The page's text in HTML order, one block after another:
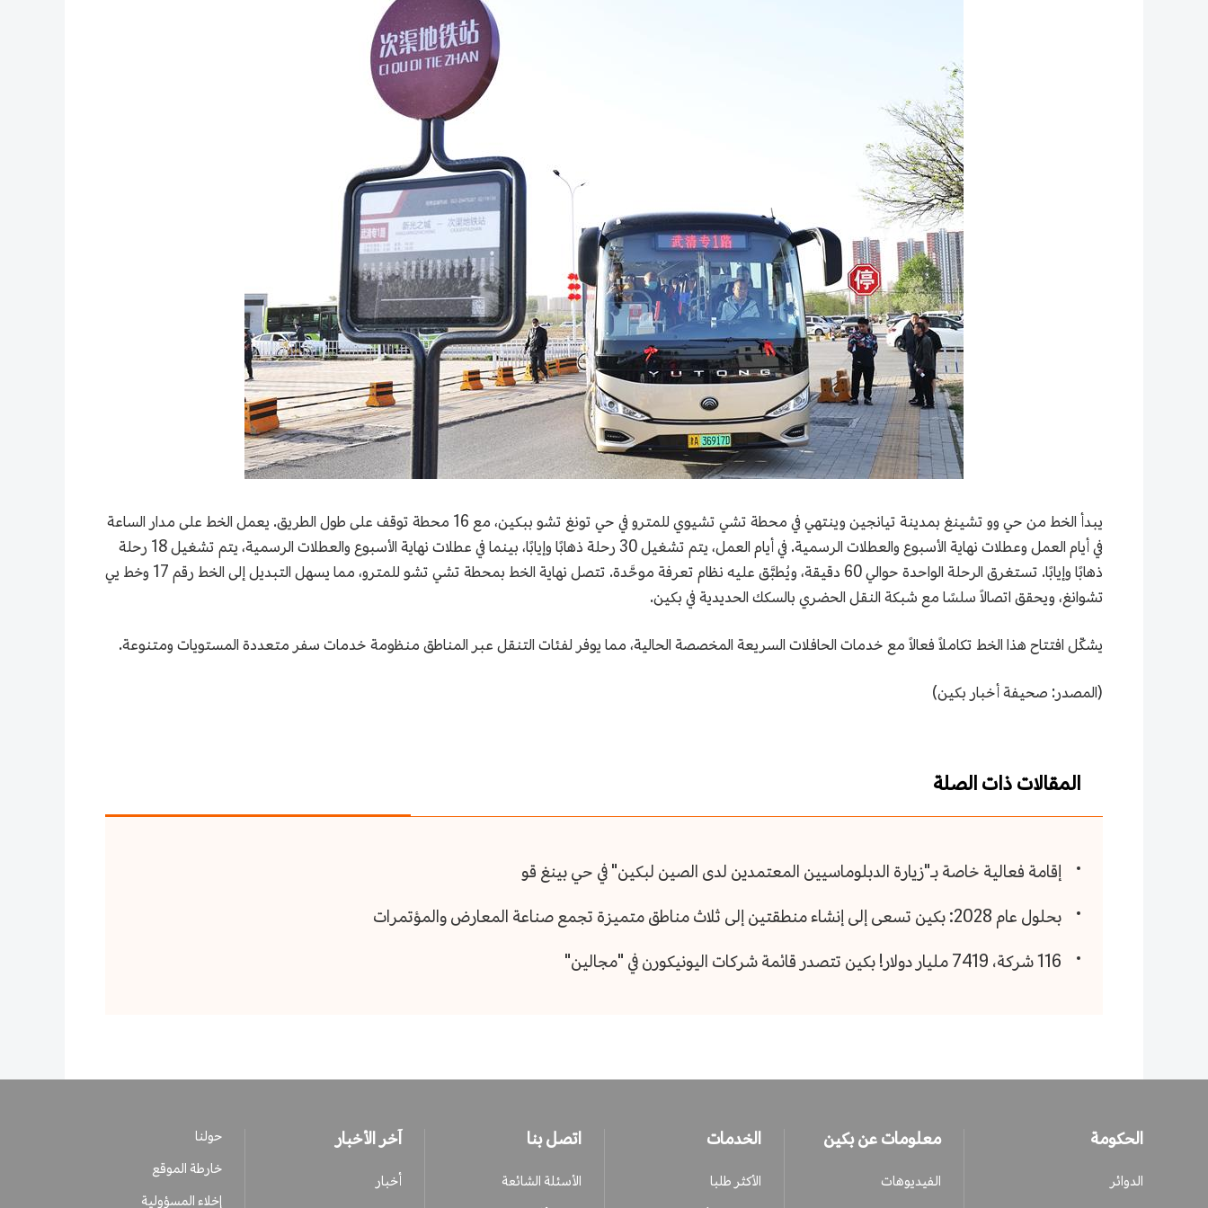
يبدأ الخط من حي وو تشينغ بمدينة تيانجين وينتهي في محطة تشي تشيوي للمترو في حي تونغ تشو ببكين، مع 16 محطة توقف على طول الطريق. يعمل الخط على مدار الساعة
في أيام العمل وعطلات نهاية الأسبوع والعطلات الرسمية. في أيام العمل، يتم تشغيل 30 رحلة ذهابًا وإيابًا، بينما في عطلات نهاية الأسبوع والعطلات الرسمية، يتم تشغيل 18 رحلة
ذهابًا وإيابًا. تستغرق الرحلة الواحدة حوالي 60 دقيقة، ويُطبَّق عليه نظام تعرفة موحَّدة. تتصل نهاية الخط بمحطة تشي تشو للمترو، مما يسهل التبديل إلى الخط رقم 17 وخط يي
تشوانغ، ويحقق اتصالاً سلسًا مع شبكة النقل الحضري بالسكك الحديدية في بكين.
يشكّل افتتاح هذا الخط تكاملاً فعالاً مع خدمات الحافلات السريعة المخصصة الحالية، مما يوفر لفئات التنقل عبر المناطق منظومة خدمات سفر متعددة المستويات ومتنوعة.
(المصدر: صحيفة أخبار بكين)
المقالات ذات الصلة
إقامة فعالية خاصة بـ"زيارة الدبلوماسيين المعتمدين لدى الصين لبكين" في حي بينغ قو
بحلول عام 2028: بكين تسعى إلى إنشاء منطقتين إلى ثلاث مناطق متميزة تجمع صناعة المعارض والمؤتمرات
116 شركة، 7419 مليار دولار! بكين تتصدر قائمة شركات اليونيكورن في "مجالين"
الحكومة
الدوائر
معلومات عن بكين
الفيديوهات
الخدمات
الأكثر طلبا
اتصل بنا
الأسئلة الشائعة
آخر الأخبار
أخبار
حولنا
خارطة الموقع
إخلاء المسؤولية